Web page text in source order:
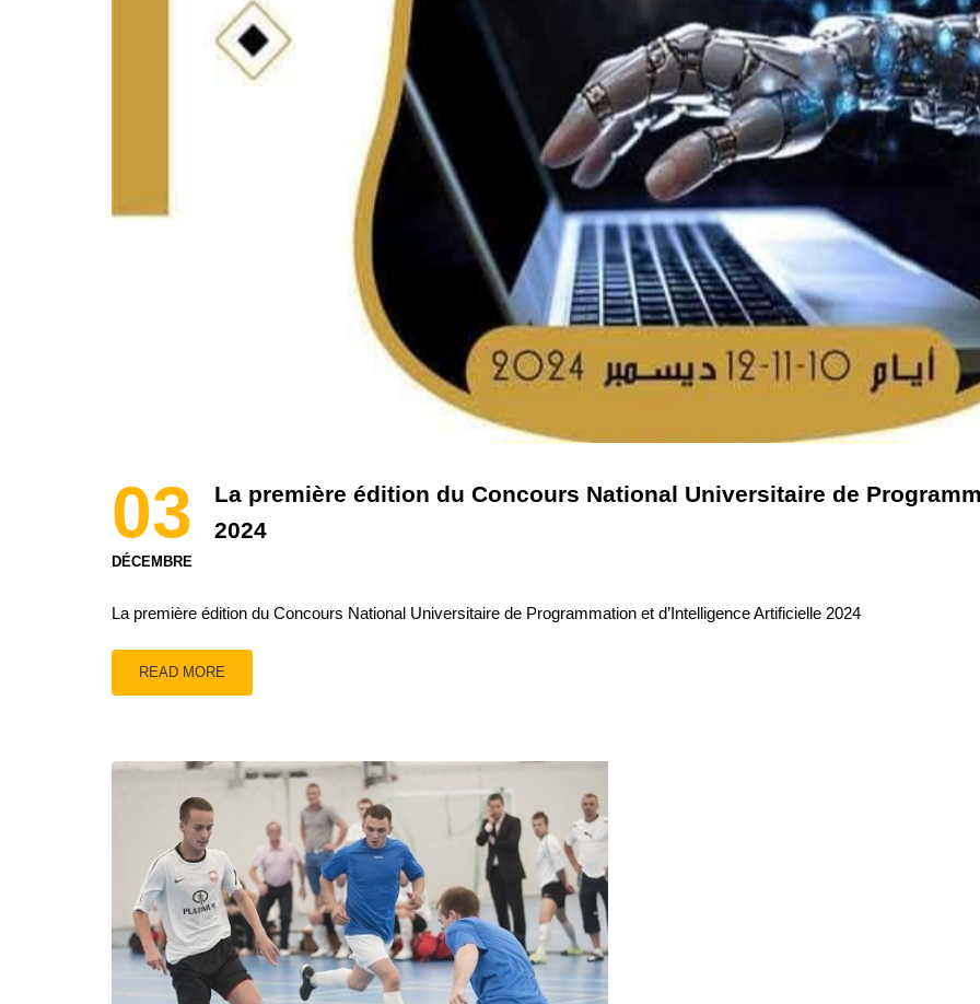
03
DÉCEMBRE
La première édition du Concours National Universitaire de
2024
La première édition du Concours National Universitaire de Programmation et d’Intelligence Artificielle 2024
READ MORE